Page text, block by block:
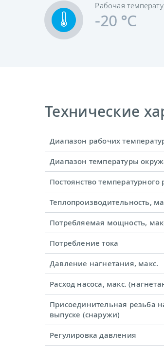
Рабочая
-20 °C
Технические
Диапазон рабочих
Диапазон температуры
Постоянство
Теплопроизводительность,
Потребляемая мощность,
Потребление тока
Давление нагнетания, макс.
Расход насоса, макс.
Присоединительная резьба
выпуске (снаружи)
Регулировка давления